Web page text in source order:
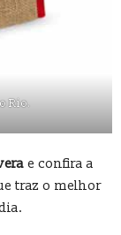
Rio.
e confira a
traz o melhor